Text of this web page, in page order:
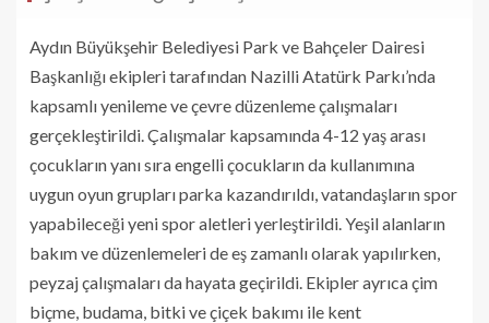
Aydın Büyükşehir Belediyesi Park ve Bahçeler Dairesi
Başkanlığı ekipleri tarafından Nazilli Atatürk Parkı’nda
kapsamlı yenileme ve çevre düzenleme çalışmaları
gerçekleştirildi. Çalışmalar kapsamında 4-12 yaş arası
çocukların yanı sıra engelli çocukların da kullanımına
uygun oyun grupları parka kazandırıldı, vatandaşların spor
yapabileceği yeni spor aletleri yerleştirildi. Yeşil alanların
bakım ve düzenlemeleri de eş zamanlı olarak yapılırken,
peyzaj çalışmaları da hayata geçirildi. Ekipler ayrıca çim
biçme, budama, bitki ve çiçek bakımı ile kent